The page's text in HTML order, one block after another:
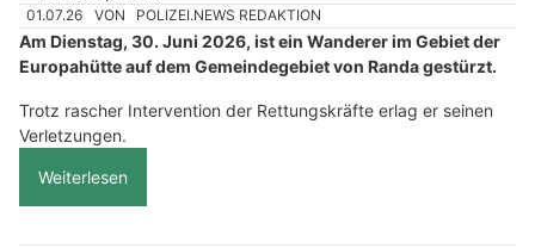
01.07.26 VON POLIZEI.NEWS REDAKTION
Am Dienstag, 30. Juni 2026, ist ein Wanderer im Gebiet der
Europahütte auf dem Gemeindegebiet von Randa gestürzt.
Trotz rascher Intervention der Rettungskräfte erlag er seinen
Verletzungen.
Weiterlesen